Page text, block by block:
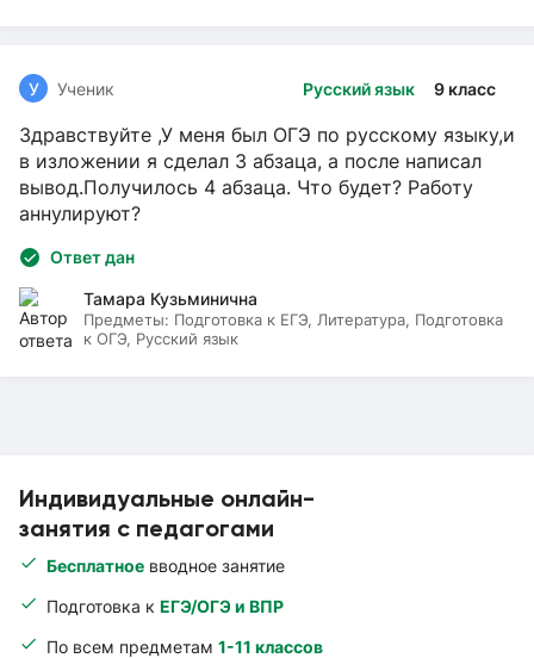
Индивидуальные онлайн-
занятия с педагогами
Бесплатное вводное занятие
Подготовка к ЕГЭ/ОГЭ и ВПР
По всем предметам 1-11 классов
Русский язык 9 класс
У Ученик
Здравствуйте ,У меня был ОГЭ по русскому языку,и
в изложении я сделал 3 абзаца, а после написал
вывод.Получилось 4 абзаца. Что будет? Работу
аннулируют?
Ответ дан
Тамара Кузьминична
Предметы: Подготовка к ЕГЭ, Литература, Подготовка
к ОГЭ, Русский язык